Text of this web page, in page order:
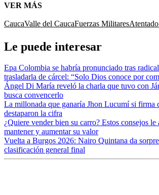
VER MÁS
CaucaValle del CaucaFuerzas Militares
Le puede interesar
Epa Colombia se habría pronunciado tras
trasladarla de cárcel: “Solo Dios conoce por
Ángel Di María reveló la charla que tuvo con
busca convencerlo
La millonada que ganaría Jhon Lucumí si firma
destaparon la cifra
¿Quiere vender bien su carro? Estos consejos le
mantener y aumentar su valor
Vuelta a Burgos 2026: Nairo Quintana da
clasificación general final